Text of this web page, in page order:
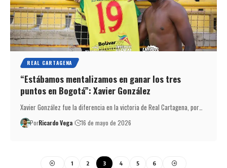
REAL CARTAGENA
“Estábamos mentalizamos en ganar los tres
puntos en Bogotá”: Xavier González
Xavier González fue la diferencia en la victoria de Real Cartagena, por…
PorRicardo Vega 16 de mayo de 2026
1 2 3 4 5 6